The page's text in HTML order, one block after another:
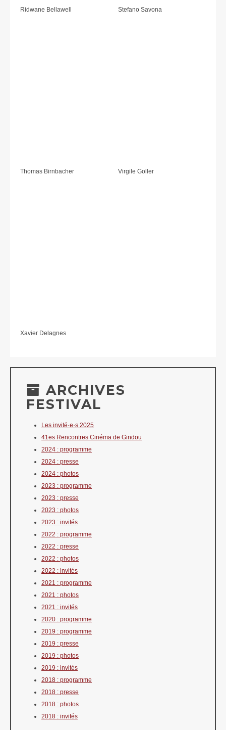
Ridwane Bellawell Stefano Savona
Thomas Birnbacher Virgile Goller
Xavier Delagnes
ARCHIVES
FESTIVAL
Les invité·e·s 2025
41es Rencontres Cinéma de Gindou
2024 : programme
2024 : presse
2024 : photos
2023 : programme
2023 : presse
2023 : photos
2023 : invités
2022 : programme
2022 : presse
2022 : photos
2022 : invités
2021 : programme
2021 : photos
2021 : invités
2020 : programme
2019 : programme
2019 : presse
2019 : photos
2019 : invités
2018 : programme
2018 : presse
2018 : photos
2018 : invités